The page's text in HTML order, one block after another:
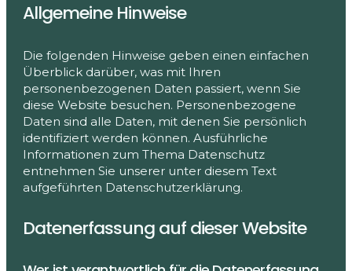
Allgemeine Hinweise
Die folgenden Hinweise geben einen einfachen
Überblick darüber, was mit Ihren
personenbezogenen Daten passiert, wenn Sie
diese Website besuchen. Personenbezogene
Daten sind alle Daten, mit denen Sie persönlich
identifiziert werden können. Ausführliche
Informationen zum Thema Datenschutz
entnehmen Sie unserer unter diesem Text
aufgeführten Datenschutzerklärung.
Datenerfassung auf dieser Website